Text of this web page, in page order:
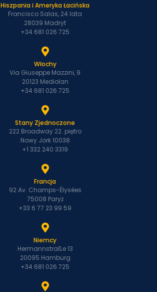
Hiszpania i Ameryka Łacińska
Francisco Salas, 24 lata
28039 Madryt
+34 681 026 725
Włochy
Via Giuseppe Mazzini, 9
20123 Mediolan
+34 681 026 725
Stany Zjednoczone
222 Broadway 22. piętro
Nowy Jork 10038
+1 332 240 3319
Francja
92 Av. Champs-Élysées
75008 Paryż
+33 6 77 23 99 59
Niemcy
Hermannstraße 13
20095 Hamburg
+34 681 026 725